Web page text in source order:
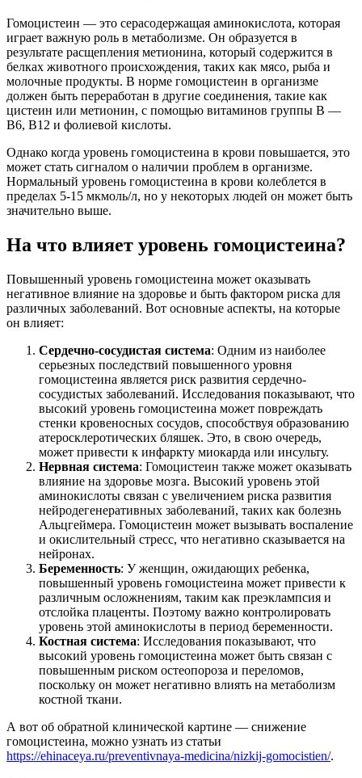
Гомоцистеин — это серасодержащая аминокислота, которая
играет важную роль в метаболизме. Он образуется в
результате расщепления метионина, который содержится в
белках животного происхождения, таких как мясо, рыба и
молочные продукты. В норме гомоцистеин в организме
должен быть переработан в другие соединения, такие как
цистеин или метионин, с помощью витаминов группы B —
B6, B12 и фолиевой кислоты.
Однако когда уровень гомоцистеина в крови повышается, это
может стать сигналом о наличии проблем в организме.
Нормальный уровень гомоцистеина в крови колеблется в
пределах 5-15 мкмоль/л, но у некоторых людей он может быть
значительно выше.
На что влияет уровень гомоцистеина?
Повышенный уровень гомоцистеина может оказывать
негативное влияние на здоровье и быть фактором риска для
различных заболеваний. Вот основные аспекты, на которые
он влияет:
Сердечно-сосудистая система: Одним из наиболее
серьезных последствий повышенного уровня
гомоцистеина является риск развития сердечно-
сосудистых заболеваний. Исследования показывают, что
высокий уровень гомоцистеина может повреждать
стенки кровеносных сосудов, способствуя образованию
атеросклеротических бляшек. Это, в свою очередь,
может привести к инфаркту миокарда или инсульту.
Нервная система: Гомоцистеин также может оказывать
влияние на здоровье мозга. Высокий уровень этой
аминокислоты связан с увеличением риска развития
нейродегенеративных заболеваний, таких как болезнь
Альцгеймера. Гомоцистеин может вызывать воспаление
и окислительный стресс, что негативно сказывается на
нейронах.
Беременность: У женщин, ожидающих ребенка,
повышенный уровень гомоцистеина может привести к
различным осложнениям, таким как преэклампсия и
отслойка плаценты. Поэтому важно контролировать
уровень этой аминокислоты в период беременности.
Костная система: Исследования показывают, что
высокий уровень гомоцистеина может быть связан с
повышенным риском остеопороза и переломов,
поскольку он может негативно влиять на метаболизм
костной ткани.
А вот об обратной клинической картине — снижение
гомоцистеина, можно узнать из статьи
https://ehinaceya.ru/preventivnaya-medicina/nizkij-gomocistien/.